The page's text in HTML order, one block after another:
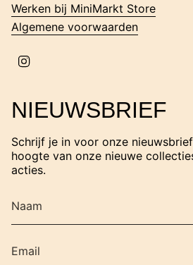
Werken bij MiniMarkt Store
Algemene voorwaarden
g
a
m
NIEUWSBRIEF
Schrijf je in voor onze
hoogte van onze nieuwe
acties.